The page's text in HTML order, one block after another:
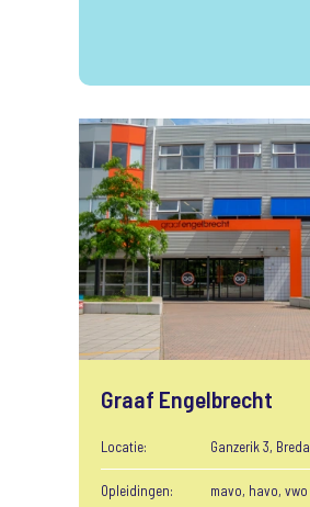
Graaf Engelbrecht
Locatie: Ganzerik 3, Breda
Opleidingen: mavo, havo, vwo